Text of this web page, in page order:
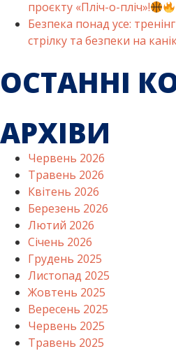
проєкту «Пліч-о-пліч»!
Безпека понад усе:
стрілку та безпеки на
ОСТАННІ
АРХІВИ
Червень 2026
Травень 2026
Квітень 2026
Березень 2026
Лютий 2026
Січень 2026
Грудень 2025
Листопад 2025
Жовтень 2025
Вересень 2025
Червень 2025
Травень 2025